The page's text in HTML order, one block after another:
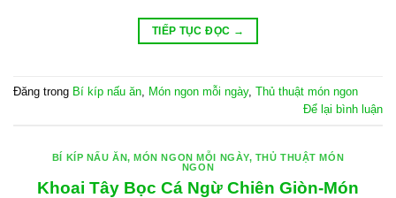
TIẾP TỤC ĐỌC →
Đăng trong Bí kíp nấu ăn Món ngon mỗi ngày, Thủ thuật món ngon
Để lại bình luận
BÍ KÍP NẤU ĂN, MÓN NGON MỖI NGÀY, THỦ THUẬT MÓN
NGON
Khoai Tây Bọc Cá Ngừ Chiên Giòn-Món